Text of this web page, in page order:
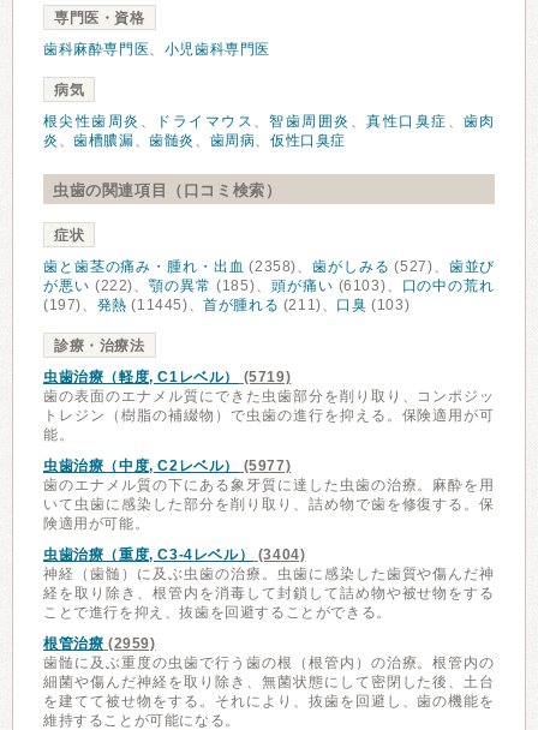
専門医・資格
歯科麻酔専門医、 小児歯科専門医
病気
根尖性歯周炎 、 ドライマウス 、智歯周囲炎 、真性口臭症 、 歯肉
炎 、歯槽膿漏、歯髄炎 、 歯周病、仮性口臭症
虫歯の関連項目（口コミ検索）
症状
歯と歯茎の痛み・腫れ・出血 (2358)、歯がしみる (527)、 歯並び
が悪い (222)、顎の異常 (185)、 頭が痛い (6103)、
口の中の荒れ
(197)、 発熱 (11445)、首が腫れる (211)、 口臭 (103)
診療・治療法
虫歯治療（軽度, C1レベル）
(5719)
歯の表面のエナメル質にできた虫歯部分を削り取り、コンポジッ
トレジン（樹脂の補綴物）で虫歯の進行を抑える。保険適用が可
能。
虫歯治療（中度, C2レベル）
(5977)
歯のエナメル質の下にある象牙質に達した虫歯の治療。麻酔を用
いて虫歯に感染した部分を削り取り、詰め物で歯を修復する。保
険適用が可能。
虫歯治療（重度, C3-4レベル）
(3404)
神経（歯髄）に及ぶ虫歯の治療。虫歯に感染した歯質や傷んだ神
経を取り除き、根管内を消毒して封鎖して詰め物や被せ物をする
ことで進行を抑え、抜歯を回避することができる。
根管治療 (2959)
歯髄に及ぶ重度の虫歯で行う歯の根（根管内）の治療。根管内の
細菌や傷んだ神経を取り除き、無菌状態にして密閉した後、土台
を建てて被せ物をする。それにより、抜歯を回避し、歯の機能を
維持することが可能になる。